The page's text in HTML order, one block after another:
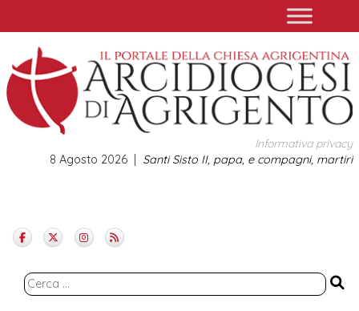
to
content
Informativa privacy
Santi Sisto II, papa, e compagni, martiri
8 Agosto 2026
Ricerca